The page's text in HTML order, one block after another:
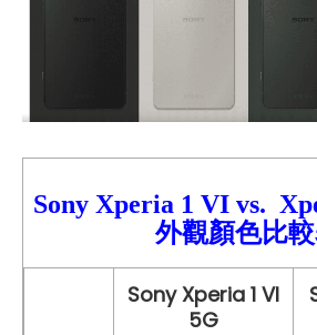
Sony Xperia 1 VI vs.
外觀顏色比較
Sony Xperia 1 VI
5G